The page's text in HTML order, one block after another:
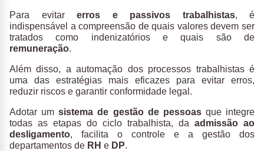
Para evitar erros e passivos trabalhistas, é
indispensável a compreensão de quais valores devem ser
tratados como indenizatórios e quais são de
remuneração.
Além disso, a automação dos processos trabalhistas é
uma das estratégias mais eficazes para evitar erros,
reduzir riscos e garantir conformidade legal.
Adotar umsistema de gestão de pessoasque integre
todas as etapas do ciclo trabalhista, da admissão ao
desligamento, facilita o controle e a gestão dos
departamentos de RH e DP.